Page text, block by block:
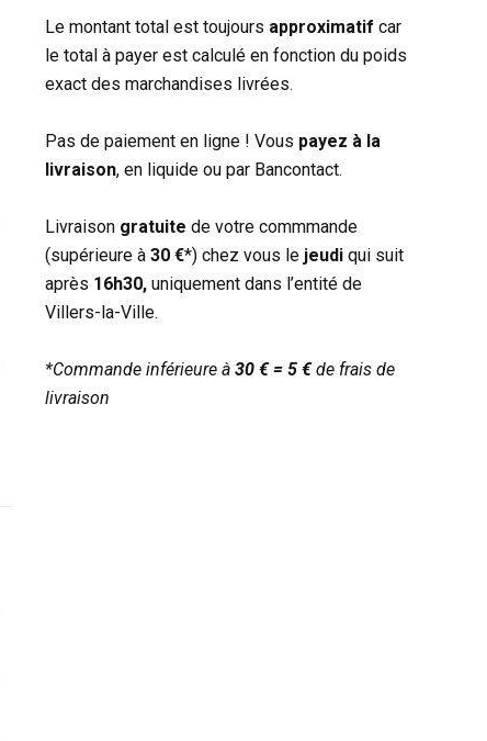
Le montant total est toujours approximatif car
le total à payer est calculé en fonction du poids
exact des marchandises livrées.
Pas de paiement en ligne ! Vous payez à la
livraison, en liquide ou par Bancontact.
Livraison gratuite de votre commmande
(supérieure à 30 €*) chez vous le jeudi qui suit
après 16h30, uniquement dans l’entité de
Villers-la-Ville.
*Commande inférieure à 30 € = 5 €de frais de
livraison